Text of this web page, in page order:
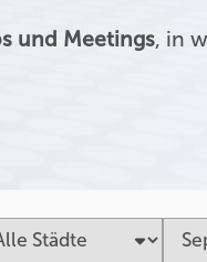
und Meetings, in